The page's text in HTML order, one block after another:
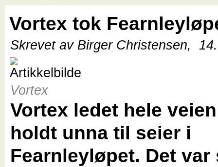
Vortex tok
Skrevet av Birger Christensen,
Vortex
Vortex ledet hele
holdt unna til seier i
Fearnleyløpet. Det var